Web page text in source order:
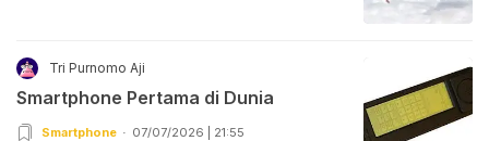
Tri Purnomo Aji
Smartphone Pertama di Dunia
Smartphone 07/07/2026 | 21:55